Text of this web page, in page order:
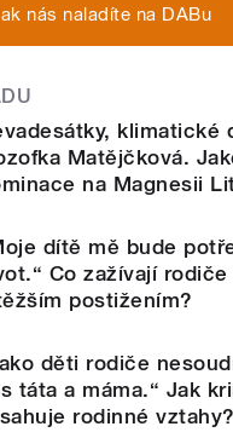
nás naladíte na DABu
klimatické
Matějčková.
na Magnesii
dítě mě bude
Co zažívají
postižením?
děti rodiče
táta a máma.“ Jak
rodinné vztahy?